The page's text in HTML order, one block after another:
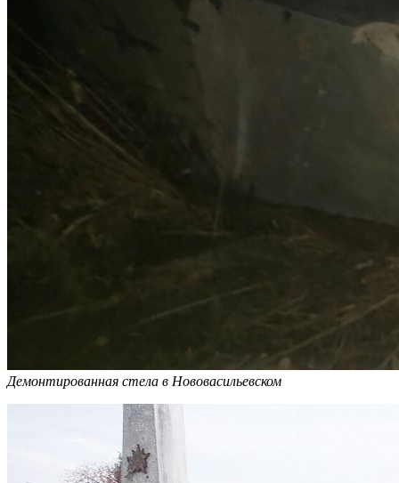
Демонтированная стела в Нововасильевском